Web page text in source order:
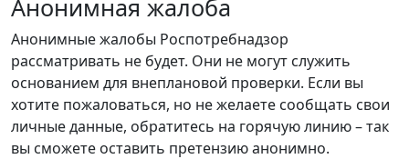
Анонимная жалоба
Анонимные жалобы Роспотребнадзор
рассматривать не будет. Они не могут служить
основанием для внеплановой проверки. Если вы
хотите пожаловаться, но не желаете сообщать свои
личные данные, обратитесь на горячую линию – так
вы сможете оставить претензию анонимно.